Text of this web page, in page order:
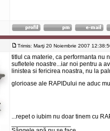
Trimis: Marţi 20 Noiembrie 2007
titlul ca materie, ca performanta nu
sufletele noastre...iar noi pentru a
linistea si fericirea noastra, nu la
glorioase ale RAPIDului ne aduc
...repet o iubim nu doar tinem cu